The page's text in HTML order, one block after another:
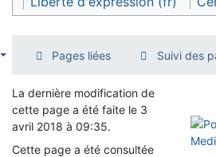
Pages liées Suivi des
La dernière modification de
cette page a été faite le 3
avril 2018 à 09:35.
Cette page a été consultée